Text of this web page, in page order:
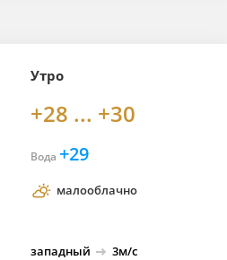
Утро
+28 ... +30
Вода +29
малооблачно
западный 3м/с